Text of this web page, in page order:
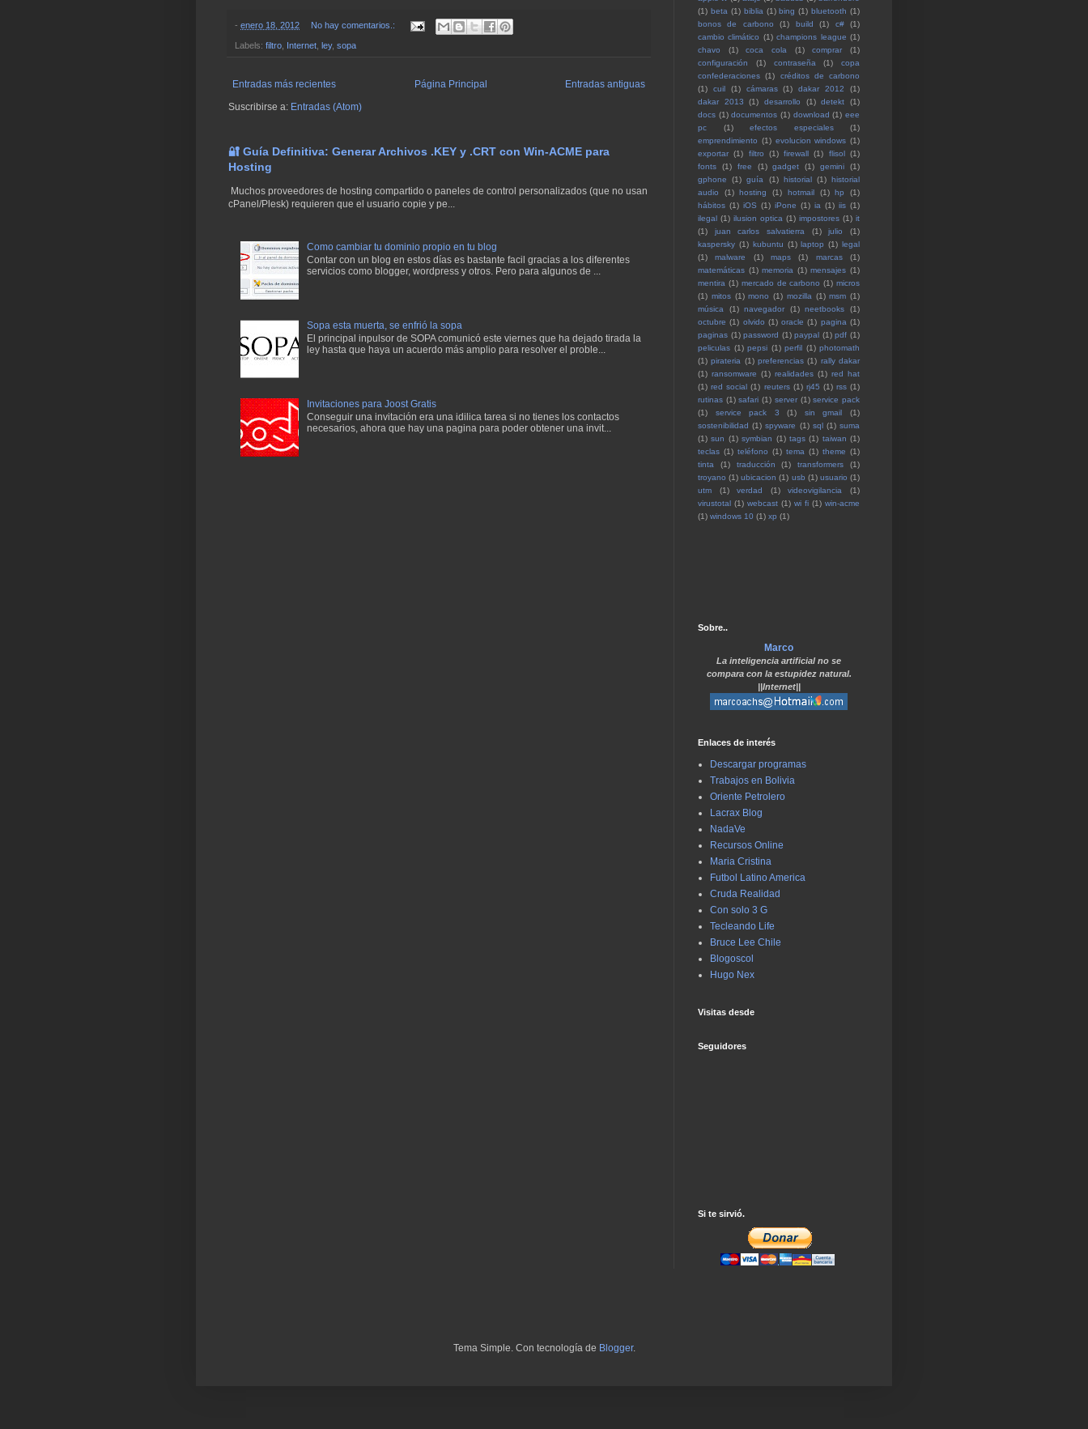
- enero 18, 2012 No hay comentarios.:
Labels: filtro Internet ley, sopa
Entradas más recientes Entradas antiguas
Página Principal
Suscribirse a: Entradas (Atom)
🔐 Guía Definitiva: Generar Archivos .KEY y .CRT con Win-ACME para
Hosting
Muchos proveedores de hosting compartido o paneles de control personalizados (que no usan
cPanel/Plesk) requieren que el usuario copie y pe...
Como cambiar tu dominio propio en tu blog
Contar con un blog en estos días es bastante facil gracias a los diferentes
servicios como blogger, wordpress y otros. Pero para algunos de ...
Sopa esta muerta, se enfrió la sopa
El principal inpulsor de SOPA comunicó este viernes que ha dejado tirada la
ley hasta que haya un acuerdo más amplio para resolver el proble...
Invitaciones para Joost Gratis
Conseguir una invitación era una idilica tarea si no tienes los contactos
necesarios, ahora que hay una pagina para poder obtener una invit...
(1) beta (1) biblia (1) bing (1) bluetooth (1)
bonos de carbono
(1) build (1) c#
(1)
cambio climático (1) champions league (1)
chavo
(1) coca cola (1) comprar
(1)
configuración
(1) contraseña (1)
copa
confederaciones (1)
créditos de carbono
(1)
cuil (1) cámaras (1) dakar 2012
(1)
dakar 2013
(1) desarrollo (1) detekt
(1)
docs (1) documentos (1) download (1) eee
pc
(1) efectos especiales
(1)
emprendimiento (1) evolucion windows (1)
exportar (1) filtro (1) firewall (1) flisol
(1)
fonts
(1) free (1) gadget (1) gemini
(1)
gphone
(1) guía (1) historial (1)
historial
audio
(1) hosting (1) hotmail (1) hp
(1)
hábitos (1) iOS (1) iPone (1) ia (1) iis (1)
ilegal (1) ilusion optica (1) impostores (1) it
(1)
juan carlos salvatierra (1) julio
(1)
kaspersky (1) kubuntu (1) laptop (1)
legal
(1)
malware (1) maps (1) marcas
(1)
matemáticas (1) memoria (1) mensajes (1)
mentira (1) mercado de carbono (1) micros
(1) mitos (1) mono (1) mozilla (1) msm (1)
música
(1) navegador (1) neetbooks
(1)
octubre (1) olvido (1) oracle (1) pagina (1)
paginas (1) password (1) paypal (1) pdf (1)
peliculas (1) pepsi (1) perfil (1) photomath
(1) pirateria (1) preferencias (1) rally dakar
(1) ransomware (1) realidades (1) red hat
(1) red social (1) reuters (1) rj45 (1) rss (1)
rutinas (1) safari (1) server (1) service pack
(1)
service pack 3 (1) sin gmail
(1)
sostenibilidad (1) spyware (1) sql (1) suma
(1) sun (1) symbian (1) tags (1) taiwan (1)
teclas (1) teléfono (1) tema (1) theme (1)
tinta
(1) traducción (1) transformers
(1)
troyano (1) ubicacion (1) usb (1) usuario (1)
utm
(1) verdad (1) videovigilancia
(1)
virustotal (1) webcast (1) wi fi (1) win-acme
(1) windows 10 (1) xp (1)
Sobre..
Marco
La inteligencia artificial no se
compara con la estupidez natural.
||Internet||
Enlaces de interés
Descargar programas
Trabajos en Bolivia
Oriente Petrolero
Lacrax Blog
NadaVe
Recursos Online
Maria Cristina
Futbol Latino America
Cruda Realidad
Con solo 3 G
Tecleando Life
Bruce Lee Chile
Blogoscol
Hugo Nex
Visitas desde
Seguidores
Si te sirvió.
Tema Simple. Con tecnología de Blogger.